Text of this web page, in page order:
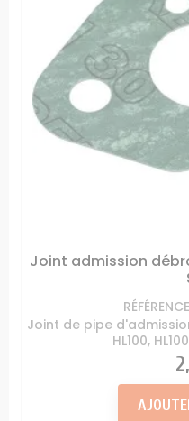
Joint admission
Joint de pipe
HL100,